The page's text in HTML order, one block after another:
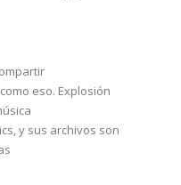
eso. Explosión
y sus archivos son